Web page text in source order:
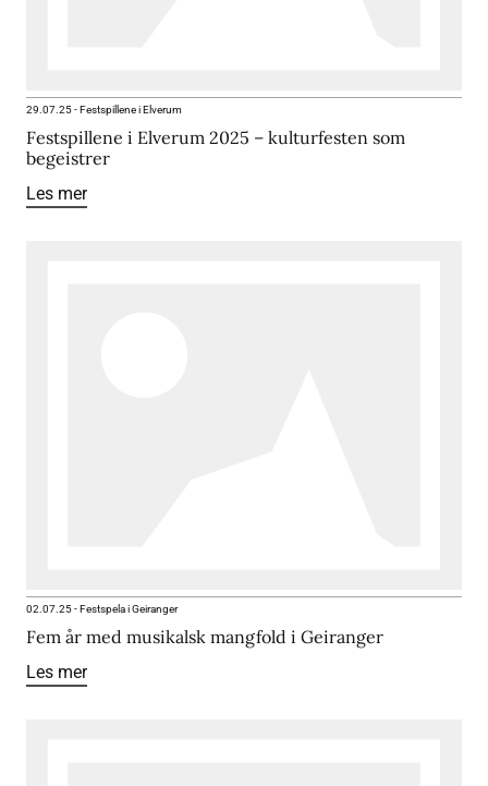
29.07.25-Festspillene i Elverum
Festspillene i Elverum 2025 – kulturfesten som
begeistrer
Les mer
02.07.25-Festspela i Geiranger
Fem år med musikalsk mangfold i Geiranger
Les mer